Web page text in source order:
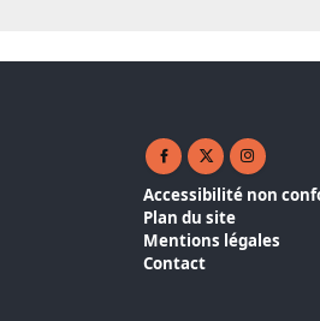
Facebook (X ( nouvelle
Accessibilité non
Plan du site
Mentions légales
Contact